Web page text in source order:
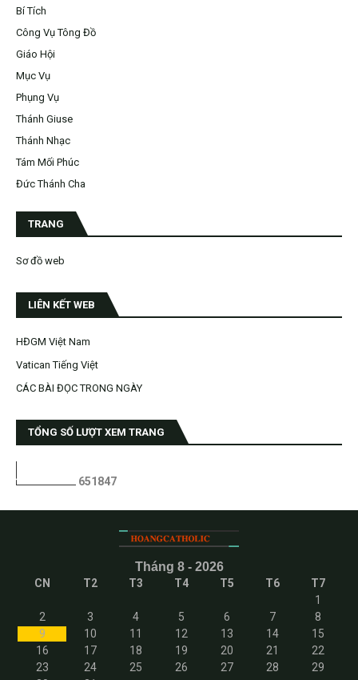
Bí Tích
Công Vụ Tông Đồ
Giáo Hội
Mục Vụ
Phụng Vụ
Thánh Giuse
Thánh Nhạc
Tám Mối Phúc
Đức Thánh Cha
TRANG
Sơ đồ web
LIÊN KẾT WEB
HĐGM Việt Nam
Vatican Tiếng Việt
CÁC BÀI ĐỌC TRONG NGÀY
TỔNG SỐ LƯỢT XEM TRANG
651 847
Tháng 8 - 2026
CN T2 T3 T4 T5 T6
T7
1
2
3 4 5 6 7
8
9
10 11 12 13 14
15
16
17 18 19 20 21
22
23
24 25 26 27 28
29